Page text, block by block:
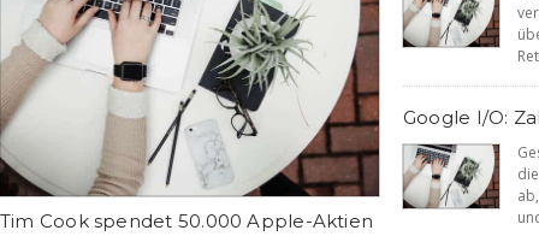
Tim Cook spendet 50.000 Apple-Aktien
Google I/O: